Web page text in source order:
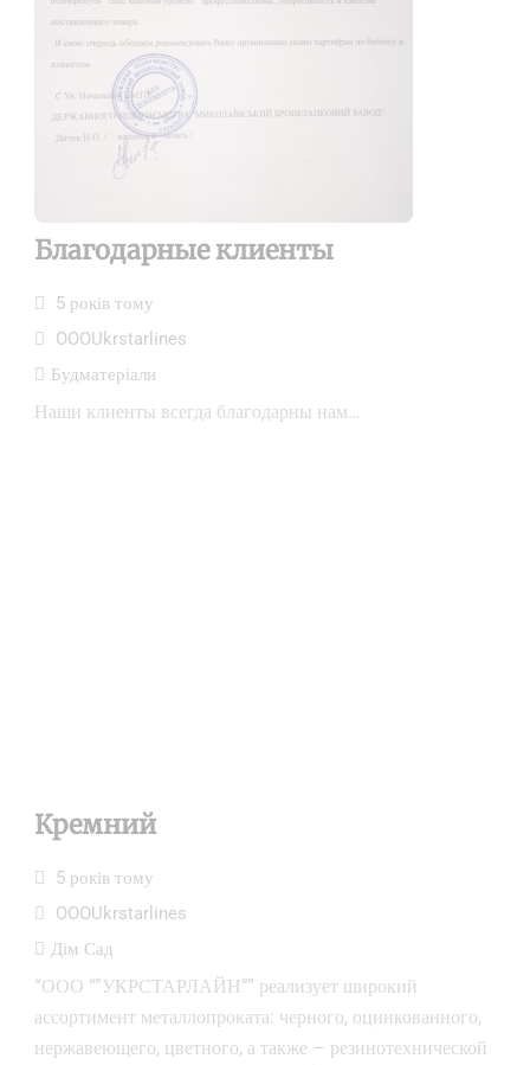
Благодарные клиенты
5 років тому
OOOUkrstarlines
Будматеріали
Наши клиенты всегда благодарны нам…
Кремний
5 років тому
OOOUkrstarlines
Дім Сад
“ООО “”УКРСТАРЛАЙН”” реализует широкий
ассортимент металлопроката: черного, оцинкованного,
нержавеющего, цветного, а также – резинотехнической